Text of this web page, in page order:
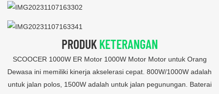
PRODUKKETERANGAN
SCOOCER 1000W ER Motor 1000W Motor Motor untuk Orang
Dewasa ini memiliki kinerja akselerasi cepat. 800W/1000W adalah
untuk jalan polos, 1500W adalah untuk jalan pegunungan. Baterai